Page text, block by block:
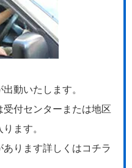
動いたします。
付センターまたは地区
ます。
ります詳しくはコチラ